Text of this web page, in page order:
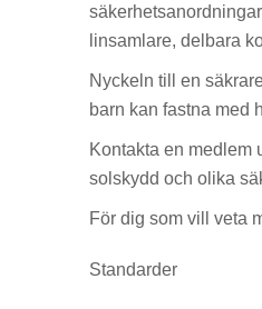
linsamlare, delbara
Nyckeln till en
barn kan fastna med
Kontakta en medlem
solskydd och olika
För dig som vill veta
Standarder